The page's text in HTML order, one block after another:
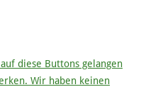
diese Buttons gelangen
Wir haben keinen